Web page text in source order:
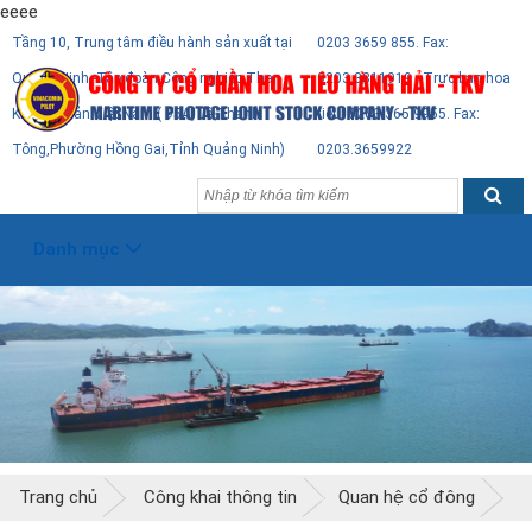
eeee
Tầng 10, Trung tâm điều hành sản xuất tại
Quảng Ninh -Tập đoàn Công nghiệp Than
Khoáng Sản Việt Nam ( 95A, Lê Thánh
Tông,Phường Hồng Gai,Tỉnh Quảng Ninh)
0203 3659 855. Fax:
0203.3811919 - Trực ban hoa
tiêu: 0203 365 9955. Fax:
0203.3659922
Danh mục
Trang chủ Công khai thông tin Quan hệ cổ đông